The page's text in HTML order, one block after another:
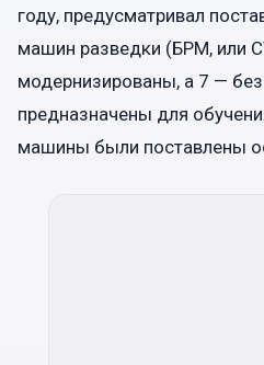
году, предусматривал
машин разведки (БРМ, или
модернизированы, а 7 —
предназначены для
машины были поставлены